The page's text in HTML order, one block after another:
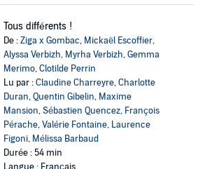
Tous différents !
De :Ziga x Gombac, Mickaël Escoffier,
Alyssa Verbizh, Myrha Verbizh,Gemma
Merimo,Clotilde Perrin
Lu par :Claudine Charreyre,Charlotte
Duran,Quentin Gibelin, Maxime
Mansion,Sébastien Quencez, François
Pérache,Valérie Fontaine, Laurence
Figoni, Mélissa Barbaud
Durée : 54 min